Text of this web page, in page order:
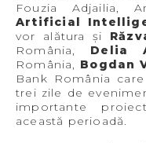
Fouzia Adjailia,
Artificial
vor alătura și
România, Delia
România, Bogdan
Bank România
trei zile de
importante
această perioadă.